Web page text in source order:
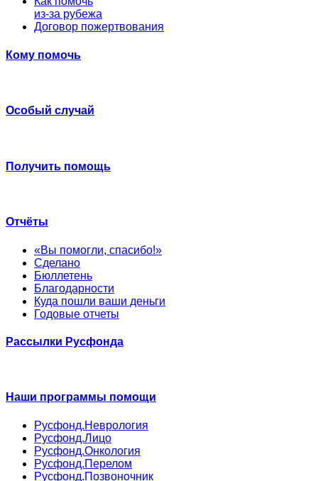
из-за рубежа
Договор пожертвования
Кому помочь
Особый случай
Получить помощь
Отчёты
«Вы помогли, спасибо!»
Сделано
Бюллетень
Благодарности
Куда пошли ваши деньги
Годовые отчеты
Рассылки Русфонда
Наши программы помощи
Русфонд.Неврология
Русфонд.Лицо
Русфонд.Онкология
Русфонд.Перелом
Русфонд.Позвоночник